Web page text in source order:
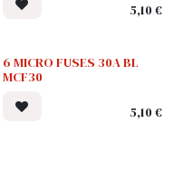
5,10€
6 MICRO FUSES 30A BL
MCF30
5,10€